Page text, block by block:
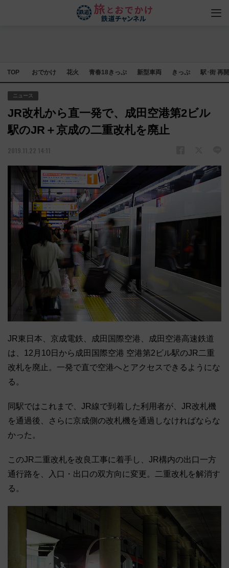
TOP おでかけ 花火 青春18きっぷ 新型車両 きっぷ 駅･街 再
ニュース
JR改札から直一発で、成田空港第2ビル
駅のJR＋京成の二重改札を廃止
2019.11.22 14:11
JR東日本、京成電鉄、成田国際空港、成田空港高速鉄道
は、12月10日から成田国際空港 空港第2ビル駅のJR二重
改札を廃止。一発で直で空港へとアクセスできるようにな
る。
同駅ではこれまで、JR線で到着した利用者が、JR改札機
を通過後、さらに京成側の改札機を通過しなければならな
かった。
このJR二重改札を改良工事に着手し、JR構内の出口一方
通行路を、入口・出口の双方向に変更。二重改札を解消す
る。